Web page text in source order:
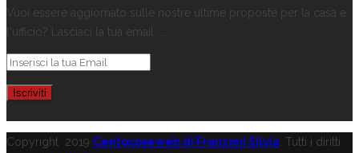
Vuoi essere aggiornato sulle nostre ultime proposte per la casa e
l'ufficio? Lasciaci la tua email ...
Copyright 2019 Centocoseweb di Franzoni Silvia . Tutti i diritti